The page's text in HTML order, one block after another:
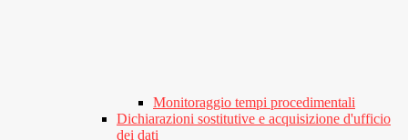
Monitoraggio tempi procedimentali
Dichiarazioni sostitutive e acquisizione d'ufficio
dei dati